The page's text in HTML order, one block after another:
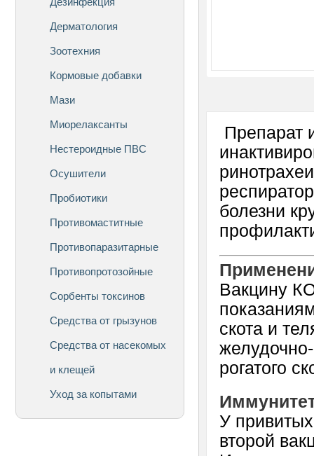
Дерматология
Зоотехния
Кормовые добавки
Мази
Миорелаксанты
Нестероидные ПВС
Осушители
Пробиотики
Противомаститные
Противопаразитарные
Противопротозойные
Сорбенты токсинов
Средства от грызунов
Средства от насекомых
и клещей
Уход за копытами
Препарат
болезни
Вакцину
скота и
рогатого
У
второй